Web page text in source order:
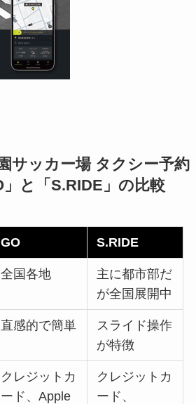
サッカー場 タクシー予約
と「S.RIDE」の比較
GO S.RIDE
全国各地
主に都市部だ
が全国展開中
直感的で簡単
スライド操作
が特徴
クレジットカ
ード、Apple
クレジットカ
ード、